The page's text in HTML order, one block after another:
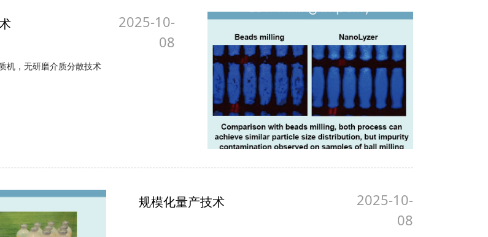
2025-10-
08
机，无研磨介质分散技术
规模化量产技术
2025-10-
08